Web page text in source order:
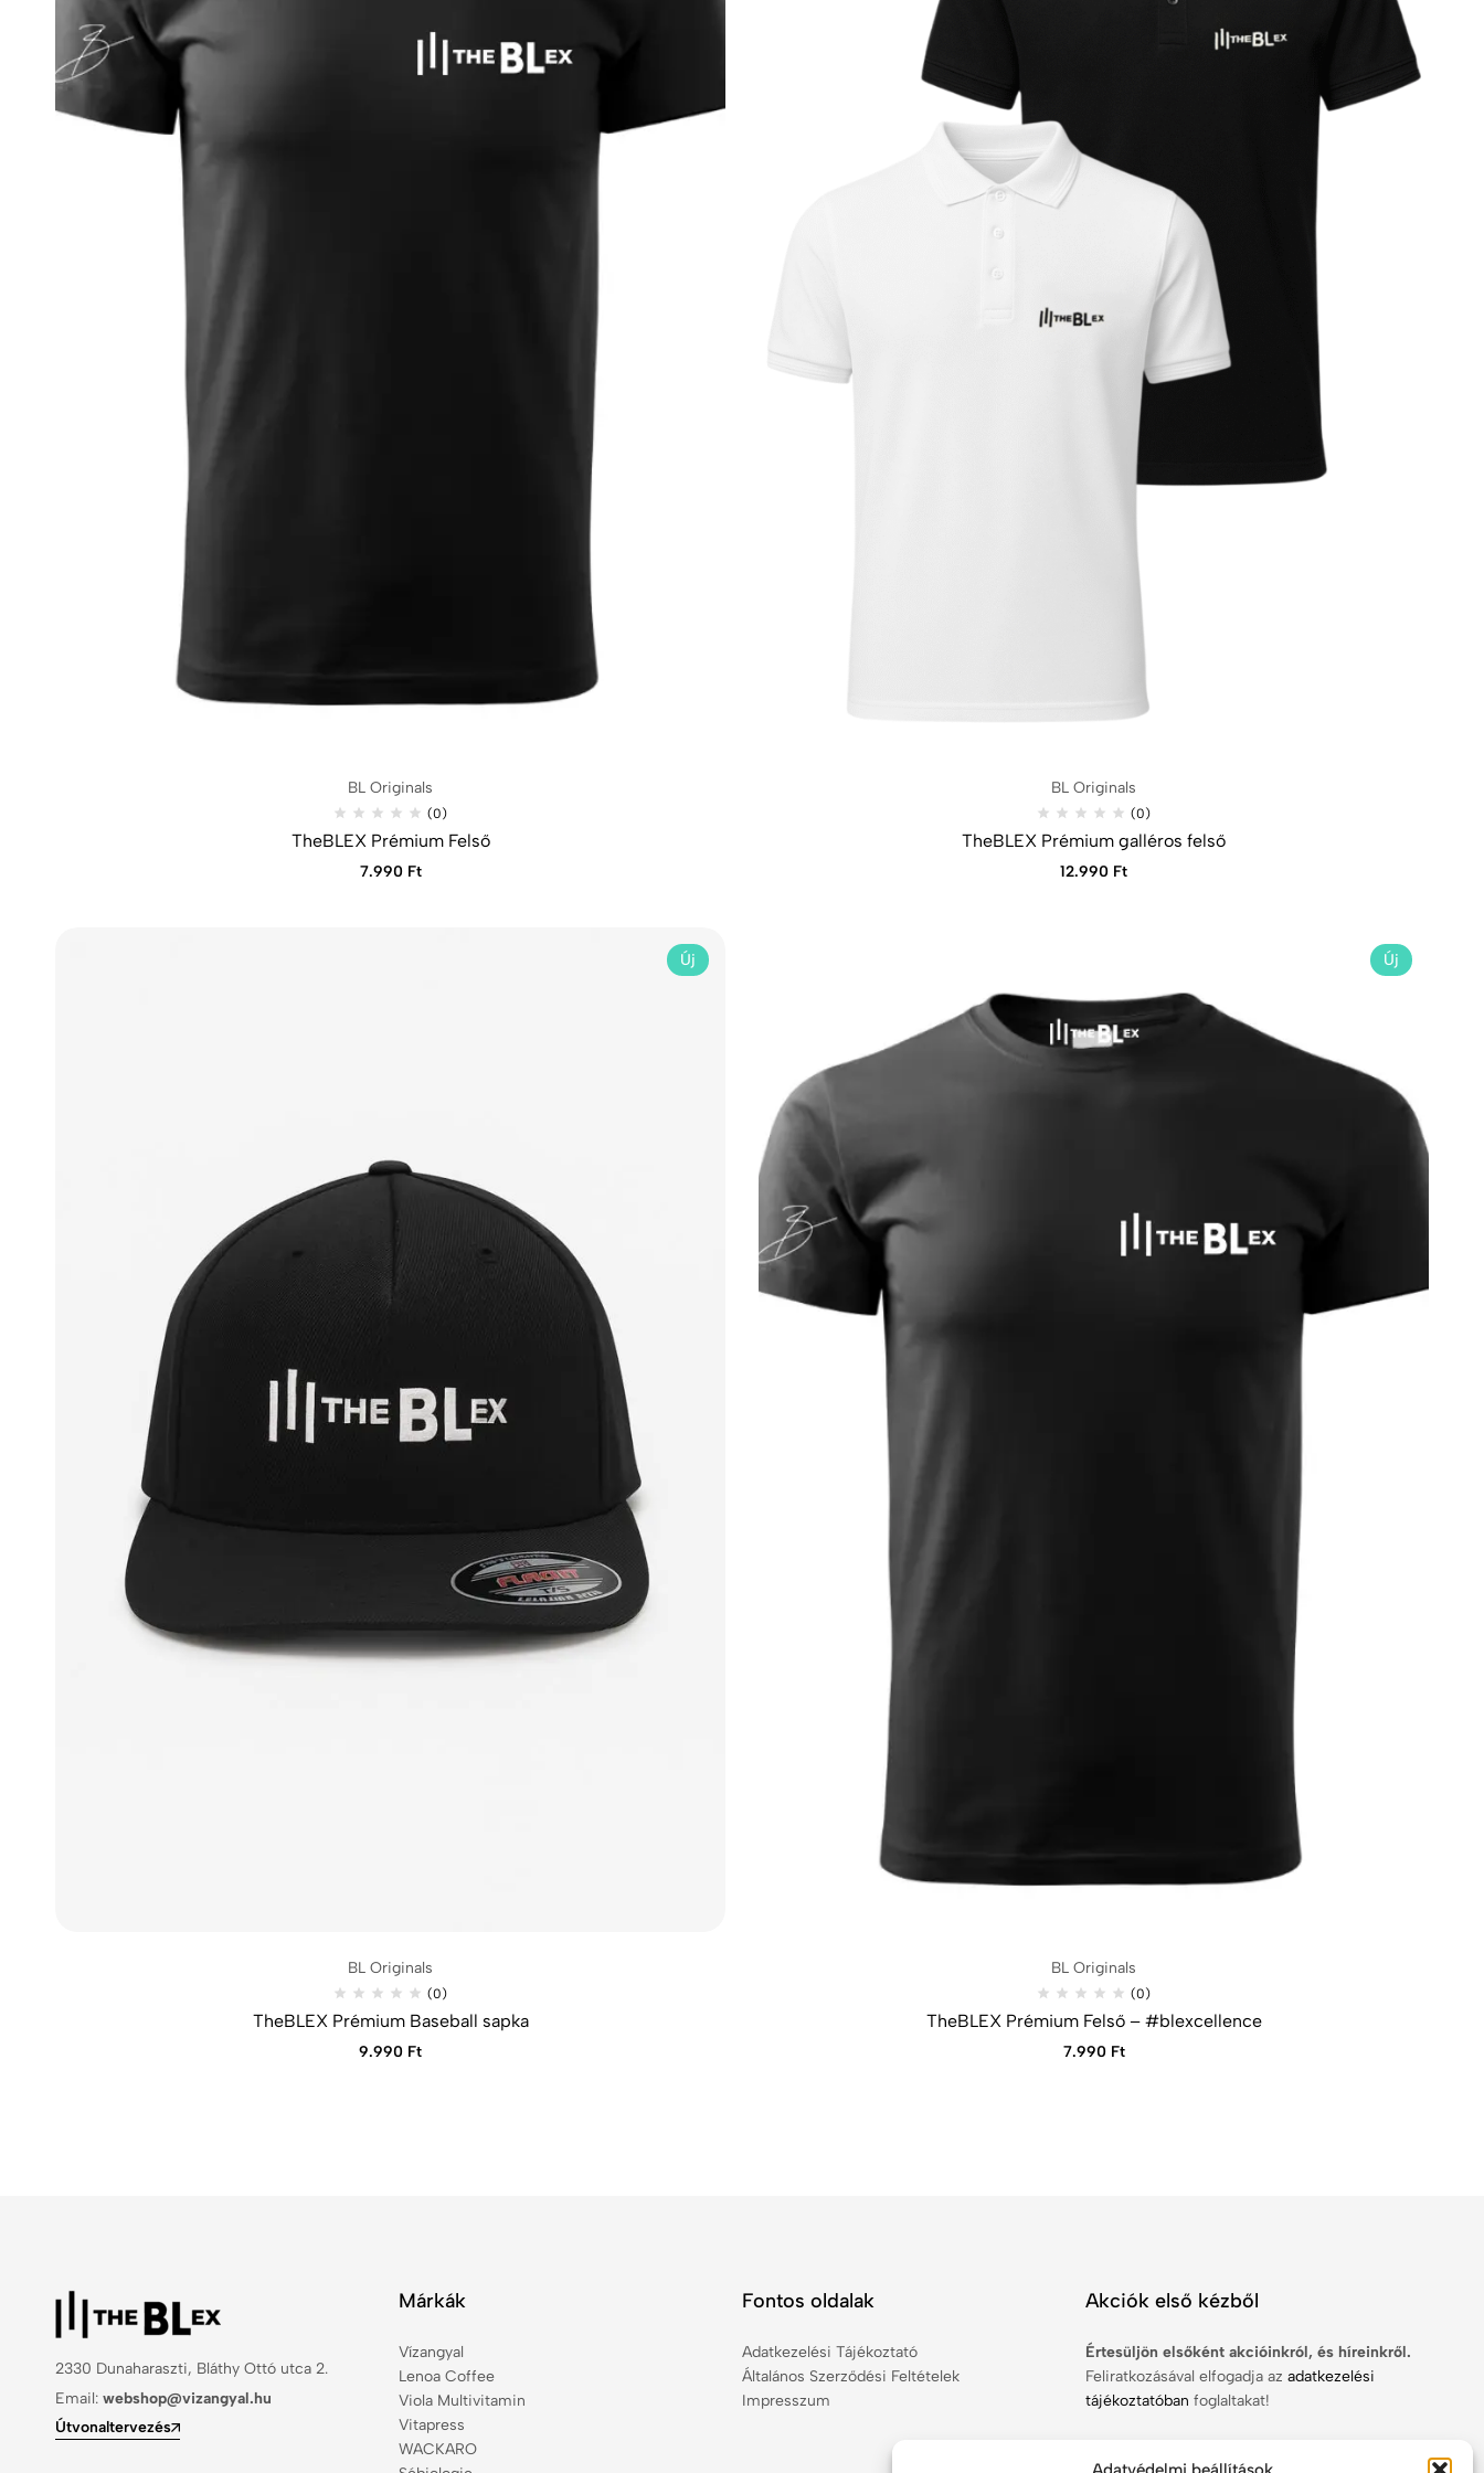
BL Originals
(0)
TheBLEX Prémium Felső
7.990 Ft
BL Originals
(0)
TheBLEX Prémium galléros felső
12.990 Ft
Új
BL Originals
(0)
TheBLEX Prémium Baseball sapka
9.990 Ft
Új
BL Originals
(0)
TheBLEX Prémium Felső – #blexcellence
7.990 Ft
2330 Dunaharaszti, Bláthy Ottó utca 2.
Email: webshop@vizangyal.hu
Útvonaltervezés
Márkák
Vízangyal
Lenoa Coffee
Viola Multivitamin
Vitapress
WACKARO
Fontos oldalak
Adatkezelési Tájékoztató
Általános Szerződési Feltételek
Impresszum
Akciók első kézből
Értesüljön elsőként akcióinkról, és híreinkről.
Feliratkozásával elfogadja az adatkezelési
tájékoztatóban foglaltakat!